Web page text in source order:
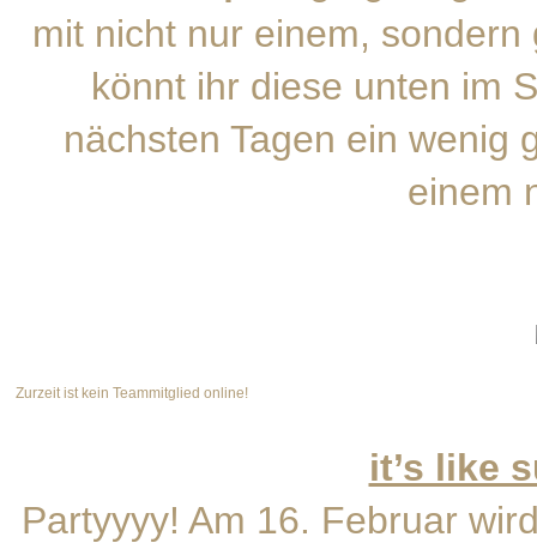
mit nicht nur einem,
könnt ihr diese unten im
nächsten Tagen ein wenig
einem
Zurzeit ist kein Teammitglied online!
it’s like
Partyyyy! Am 16. Februar